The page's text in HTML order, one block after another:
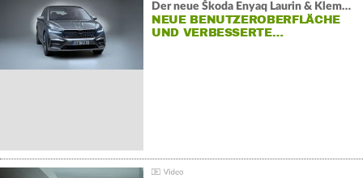
Der neue Škoda Enyaq Laurin & Klement
NEUE BENUTZEROBERFLÄCHE
UND VERBESSERTE…